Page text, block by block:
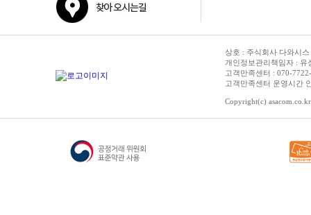
상호 : 주식회사 다와시
개인정보관리책임자 : 유
고객만족센터 : 070-
고객만족센터 운영시간
Copyright(c)